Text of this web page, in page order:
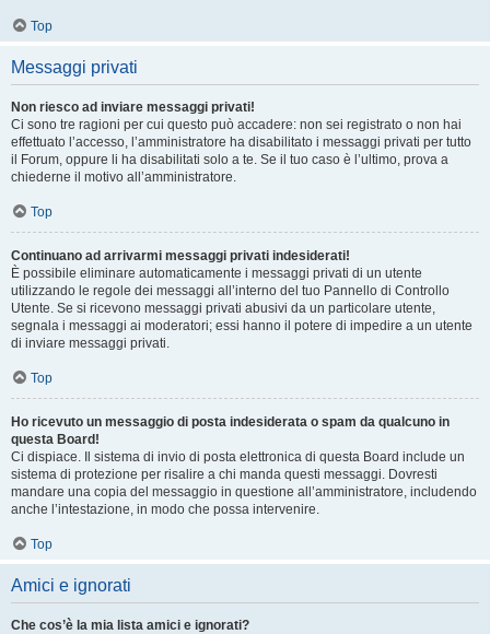
Top
Messaggi privati
Non riesco ad inviare messaggi privati!
Ci sono tre ragioni per cui questo può accadere: non sei registrato o non hai
effettuato l’accesso, l’amministratore ha disabilitato i messaggi privati per tutto
il Forum, oppure li ha disabilitati solo a te. Se il tuo caso è l’ultimo, prova a
chiederne il motivo all’amministratore.
Top
Continuano ad arrivarmi messaggi privati indesiderati!
È possibile eliminare automaticamente i messaggi privati ​​di un utente
utilizzando le regole dei messaggi all’interno del tuo Pannello di Controllo
Utente. Se si ricevono messaggi privati ​​abusivi da un particolare utente,
segnala i messaggi ai moderatori; essi hanno il potere di impedire a un utente
di inviare messaggi privati​​.
Top
Ho ricevuto un messaggio di posta indesiderata o spam da qualcuno in
questa Board!
Ci dispiace. Il sistema di invio di posta elettronica di questa Board include un
sistema di protezione per risalire a chi manda questi messaggi. Dovresti
mandare una copia del messaggio in questione all’amministratore, includendo
anche l’intestazione, in modo che possa intervenire.
Top
Amici e ignorati
Che cos’è la mia lista amici e ignorati?